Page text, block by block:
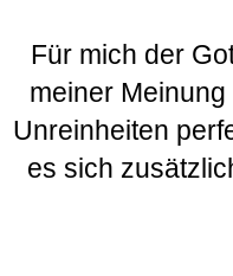
Für mich der
meiner
Unreinheiten
es sich